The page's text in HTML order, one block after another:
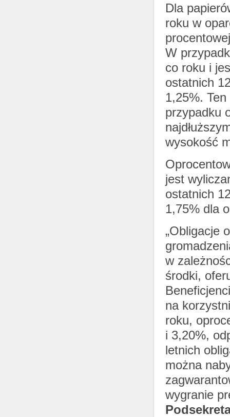
Dla
roku w
W
co roku i
ostatnich
1,25%.
przypadku
wysokość
jest
ostatnich
1,75% dla
„Obligacje
w
środki,
na
roku,
i 3,20%,
letnich
można
wygranie